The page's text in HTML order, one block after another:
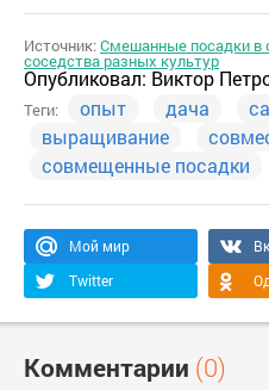
Источник:Смешанные посадки в
соседства разных культур
Опубликовал: Виктор
Теги: опыт дача
выращивание
совмещенные посадки
Мой мир
Twitter
Комментарии (0)